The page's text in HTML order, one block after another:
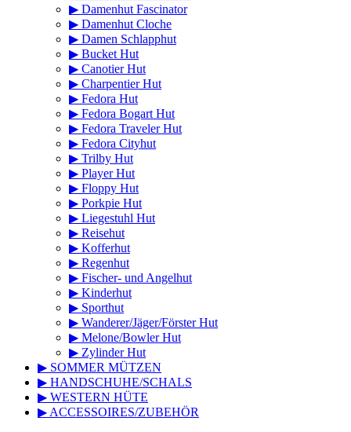
▶ Damenhut Fascinator
▶ Damenhut Cloche
▶ Damen Schlapphut
▶ Bucket Hut
▶ Canotier Hut
▶ Charpentier Hut
▶ Fedora Hut
▶ Fedora Bogart Hut
▶ Fedora Traveler Hut
▶ Fedora Cityhut
▶ Trilby Hut
▶ Player Hut
▶ Floppy Hut
▶ Porkpie Hut
▶ Liegestuhl Hut
▶ Reisehut
▶ Kofferhut
▶ Regenhut
▶ Fischer- und Angelhut
▶ Kinderhut
▶ Sporthut
▶ Wanderer/Jäger/Förster Hut
▶ Melone/Bowler Hut
▶ Zylinder Hut
▶ SOMMER MÜTZEN
▶ HANDSCHUHE/SCHALS
▶ WESTERN HÜTE
▶ ACCESSOIRES/ZUBEHÖR